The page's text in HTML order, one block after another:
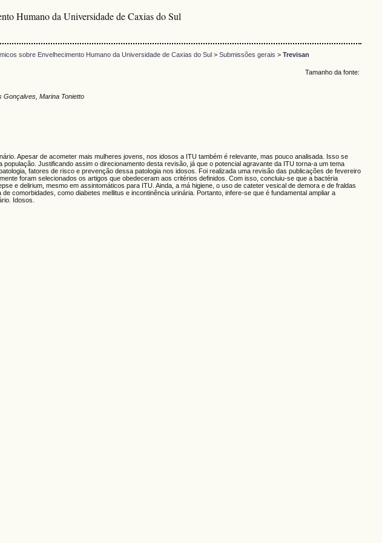
Humano da Universidade de Caxias do Sul
sobre Envelhecimento Humano da Universidade de Caxias do Sul> Submissões gerais > Trevisan
Tamanho da fonte:
Gonçalves, Marina Tonietto
Apesar de acometer mais mulheres jovens, nos idosos a ITU também é relevante, mas pouco analisada. Isso se
Justificando assim o direcionamento desta revisão, já que o potencial agravante da ITU torna-a um tema
fatores de risco e prevenção dessa patologia nos idosos. Foi realizada uma revisão das publicações de fevereiro
foram selecionados os artigos que obedeceram aos critérios definidos. Com isso, concluiu-se que a bactéria
e delirium, mesmo em assintomáticos para ITU. Ainda, a má higiene, o uso de cateter vesical de demora e de fraldas
comorbidades, como diabetes mellitus e incontinência urinária. Portanto, infere-se que é fundamental ampliar a
Idosos.